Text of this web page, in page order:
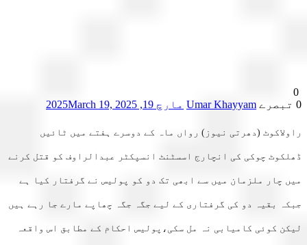
Umar Khayyam مارچ 19, 2025 March 19, 2025
(دھرتی نیوز) رواں ماہ کے دوسرے ہفتے میں ٹائیں
چوکی کی انچارج اسسٹنٹ انسپکٹر عبدالراوف کو قتل کرنے
چار ملزمان میں سے ابھی تک دو کو پولیس نے گرفتار کیا ہے
بقیہ دو کی گرفتاری کے لیے جگہ جگہ چھاپے مارے جا رہے ہیں
کوئی کامیابی نہ مل سکی،پولیس احکام کے مطابق اس واقعہ